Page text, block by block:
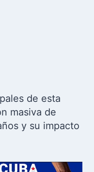
de esta
masiva de
y su impacto